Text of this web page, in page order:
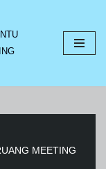
MEETING